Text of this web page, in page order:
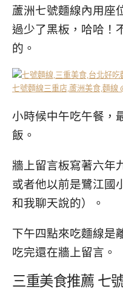
蘆洲七號麵線內用座
過少了黑板，哈哈！
的。
小時候中午吃午餐，
飯。
牆上留言板寫著六年
或者他以前是鷺江國
和我聊天說的）。
下午四點來吃麵線是
吃完還在牆上留言。
三重美食推薦 七